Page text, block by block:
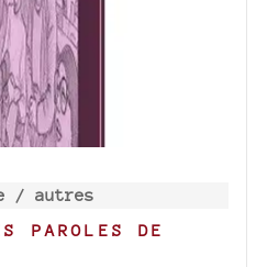
/ autres
PAROLES DE